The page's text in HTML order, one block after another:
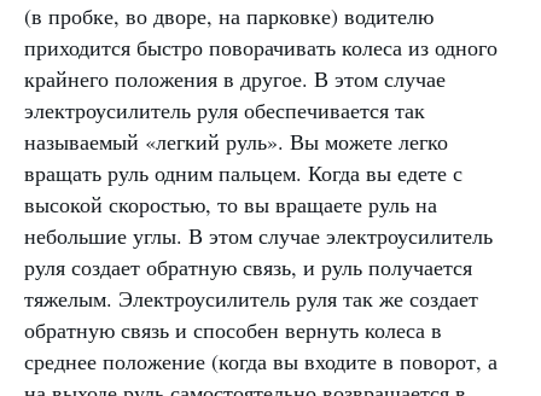
(в пробке, во дворе, на парковке) водителю
приходится быстро поворачивать колеса из одного
крайнего положения в другое. В этом случае
электроусилитель руля обеспечивается так
называемый «легкий руль». Вы можете легко
вращать руль одним пальцем. Когда вы едете с
высокой скоростью, то вы вращаете руль на
небольшие углы. В этом случае электроусилитель
руля создает обратную связь, и руль получается
тяжелым. Электроусилитель руля так же создает
обратную связь и способен вернуть колеса в
среднее положение (когда вы входите в поворот, а